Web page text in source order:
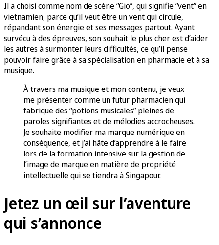
Il a choisi comme nom de scène “Gio”, qui signifie “vent” en
vietnamien, parce qu’il veut être un vent qui circule,
répandant son énergie et ses messages partout. Ayant
survécu à des épreuves, son souhait le plus cher est d’aider
les autres à surmonter leurs difficultés, ce qu’il pense
pouvoir faire grâce à sa spécialisation en pharmacie et à sa
musique.
À travers ma musique et mon contenu, je veux
me présenter comme un futur pharmacien qui
fabrique des “potions musicales” pleines de
paroles signifiantes et de mélodies accrocheuses.
Je souhaite modifier ma marque numérique en
conséquence, et j’ai hâte d’apprendre à le faire
lors de la formation intensive sur la gestion de
l’image de marque en matière de propriété
intellectuelle qui se tiendra à Singapour.
Jetez un œil sur l’aventure
qui s’annonce